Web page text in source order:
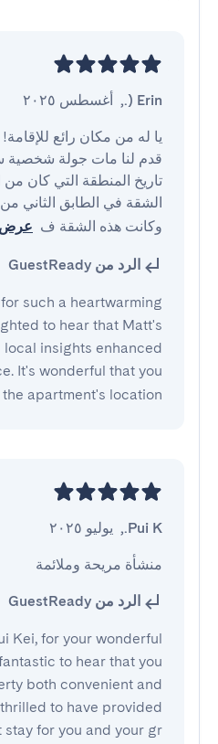
Erin (.
, أغسطس ٢٠٢٥
وكانت هذه الشقة ف عرض
الرد من GuestReady
such a heartwarming
to hear that Matt's
insights enhanced
It's wonderful that you
apartment's location
Pui K.
, يوليو ٢٠٢٥
منشأة مريحة وملائمة
الرد من GuestReady
Kei, for your wonderful
to hear that you
both convenient and
to have provided
stay for you and your gr